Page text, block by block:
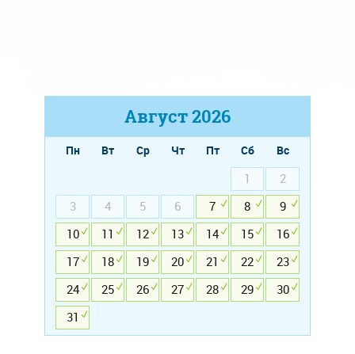
Август2026
Пн Вт Ср Чт Пт Сб
Вс
1
2
3
4 5 6 7 8
9
10
11 12 13 14 15
16
17
18 19 20 21 22
23
24
25 26 27 28 29
30
31